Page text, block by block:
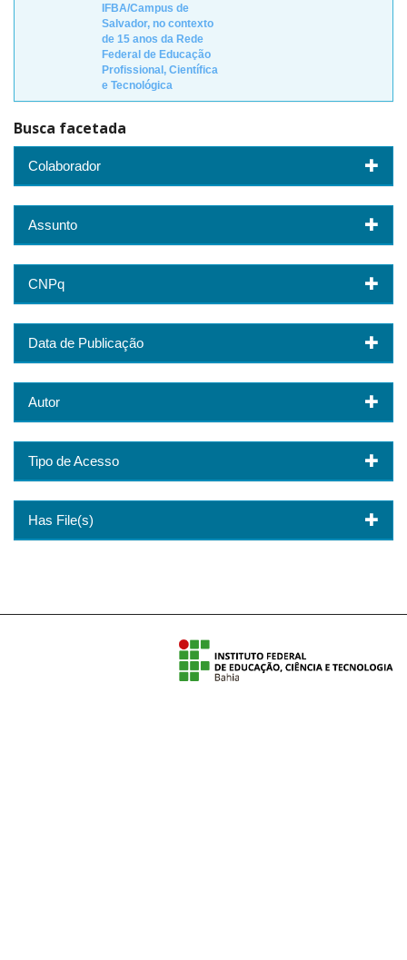
IFBA/Campus de
Salvador, no contexto
de 15 anos da Rede
Federal de Educação
Profissional, Científica
e Tecnológica
Busca facetada
Colaborador
Assunto
CNPq
Data de Publicação
Autor
Tipo de Acesso
Has File(s)